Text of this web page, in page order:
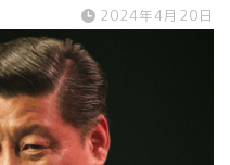
2024年4月20日